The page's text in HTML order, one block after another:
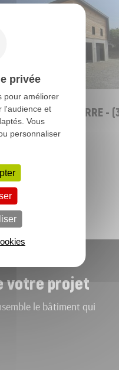
- LE FERRE -
votre projet
le bâtiment qui
privée
pour améliorer
l'audience et
Vous
personnaliser